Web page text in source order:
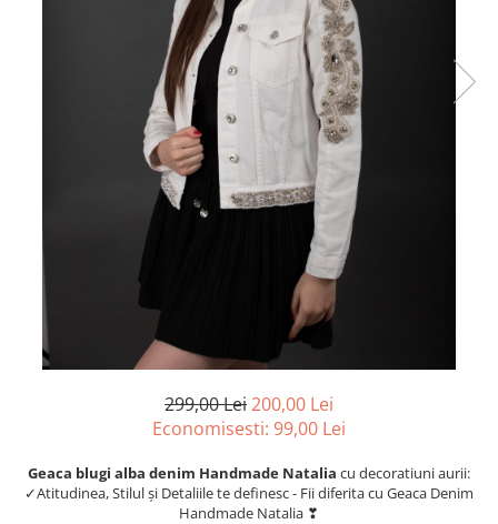
299,00 Lei200,00 Lei
Economisesti: 99,00 Lei
Geaca blugi alba denim Handmade Natalia cu decoratiuni aurii:
✓Atitudinea, Stilul și Detaliile te definesc - Fii diferita cu Geaca Denim
Handmade Natalia ❣